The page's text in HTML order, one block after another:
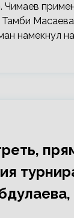
Чимаев
намекнул